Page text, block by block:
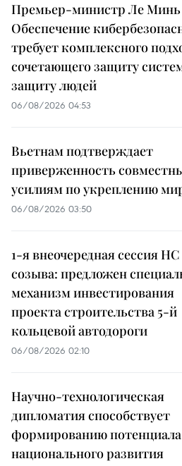
Премьер-министр Ле
Обеспечение
требует комплексного
сочетающего защиту
защиту людей
06/08/2026 04:53
Вьетнам подтверждает
приверженность
усилиям по укреплению
06/08/2026 03:50
1-я внеочередная сессия
созыва: предложен
механизм инвестирования
проекта строительства 5-й
кольцевой автодороги
06/08/2026 02:10
Научно-технологическая
дипломатия способствует
формированию потенциала
национального развития